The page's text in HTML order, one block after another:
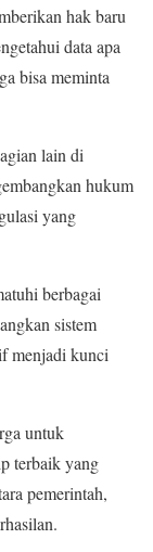
hak baru
data apa
bisa meminta
lain di
hukum
yang
berbagai
sistem
menjadi kunci
untuk
terbaik yang
pemerintah,